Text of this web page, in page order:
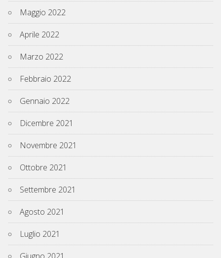
Maggio 2022
Aprile 2022
Marzo 2022
Febbraio 2022
Gennaio 2022
Dicembre 2021
Novembre 2021
Ottobre 2021
Settembre 2021
Agosto 2021
Luglio 2021